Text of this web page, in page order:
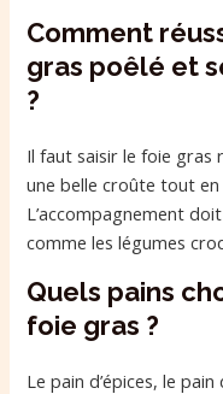
Comment
gras poêlé et
?
Il faut saisir le foie
une belle croûte tout
L’accompagnement
comme les légumes
Quels pains
foie gras ?
Le pain d’épices, le